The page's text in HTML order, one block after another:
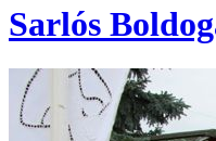
Sarlós